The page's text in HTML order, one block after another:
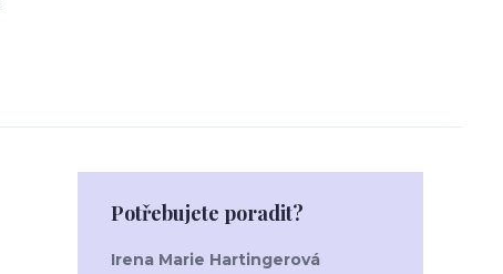
Potřebujete poradit?
Irena Marie Hartingerová